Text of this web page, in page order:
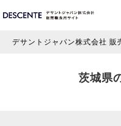
デサントジャパン株式会社 販
茨城県